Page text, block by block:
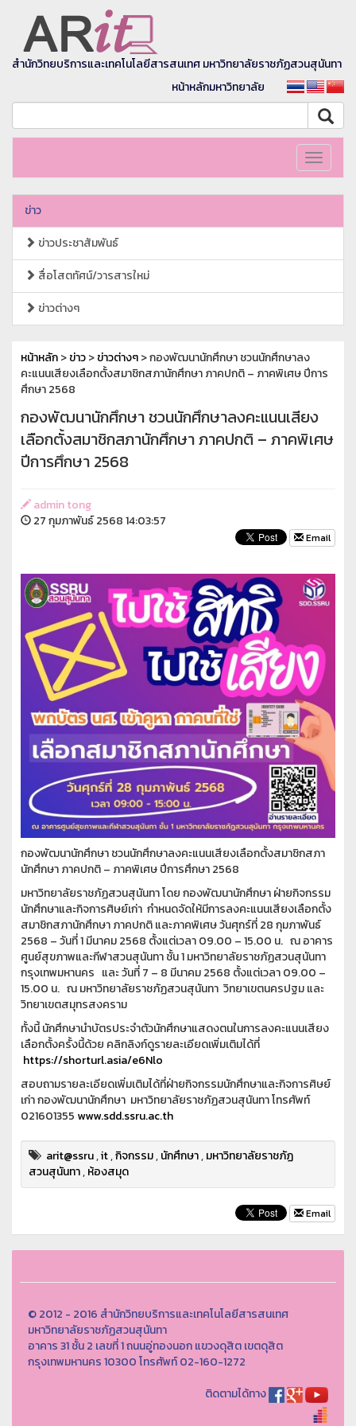
สำนักวิทยบริการและเทคโนโลยีสารสนเทศ มหาวิทยาลัยราชภัฏสวนสุนันทา
หน้าหลักมหาวิทยาลัย
Toggle
ข่าว
ข่าวประชาสัมพันธ์
สื่อโสตทัศน์/วารสารใหม่
ข่าวต่างๆ
หน้าหลัก>ข่าว>ข่าวต่างๆ> กองพัฒนานักศึกษา ชวนนักศึกษาลง
คะแนนเสียงเลือกตั้งสมาชิกสภานักศึกษา ภาคปกติ – ภาคพิเศษ ปีการ
ศึกษา 2568
กองพัฒนานักศึกษา ชวนนักศึกษาลงคะแนนเสียง
เลือกตั้งสมาชิกสภานักศึกษา ภาคปกติ – ภาคพิเศษ
ปีการศึกษา 2568
admin tong
27 กุมภาพันธ์ 2568 14:03:57
Email
กองพัฒนานักศึกษา ชวนนักศึกษาลงคะแนนเสียงเลือกตั้งสมาชิกสภา
นักศึกษา ภาคปกติ – ภาคพิเศษ ปีการศึกษา 2568
มหาวิทยาลัยราชภัฏสวนสุนันทา โดย กองพัฒนานักศึกษา ฝ่ายกิจกรรม
นักศึกษาและกิจการศิษย์เก่า กำหนดจัดให้มีการลงคะแนนเสียงเลือกตั้ง
สมาชิกสภานักศึกษา ภาคปกติ และภาคพิเศษ วันศุกร์ที่ 28 กุมภาพันธ์
2568 – วันที่ 1 มีนาคม 2568 ตั้งแต่เวลา 09.00 – 15.00 น. ณ อาคาร
ศูนย์สุขภาพและกีฬาสวนสุนันทา ชั้น 1 มหาวิทยาลัยราชภัฏสวนสุนันทา
กรุงเทพมหานคร และ วันที่ 7 – 8 มีนาคม 2568 ตั้งแต่เวลา 09.00 –
15.00 น. ณ มหาวิทยาลัยราชภัฏสวนสุนันทา วิทยาเขตนครปฐม และ
วิทยาเขตสมุทรสงคราม
ทั้งนี้ นักศึกษานำบัตรประจำตัวนักศึกษาแสดงตนในการลงคะแนนเสียง
เลือกตั้งครั้งนี้ด้วย คลิกลิงก์ดูรายละเอียดเพิ่มเติมได้ที่
https://shorturl.asia/e6Nlo
สอบถามรายละเอียดเพิ่มเติมได้ที่ฝ่ายกิจกรรมนักศึกษาและกิจการศิษย์
เก่า กองพัฒนานักศึกษา มหาวิทยาลัยราชภัฏสวนสุนันทา โทรศัพท์
021601355 www.sdd.ssru.ac.th
arit@ssru,it,กิจกรรม,นักศึกษา,มหาวิทยาลัยราชภัฏ
สวนสุนันทา,ห้องสมุด
Email
© 2012 - 2016 สำนักวิทยบริการและเทคโนโลยีสารสนเทศ
มหาวิทยาลัยราชภัฏสวนสุนันทา
อาคาร 31 ชั้น 2 เลขที่ 1 ถนนอู่ทองนอก แขวงดุสิต เขตดุสิต
กรุงเทพมหานคร 10300 โทรศัพท์ 02-160-1272
ติดตามได้ทาง